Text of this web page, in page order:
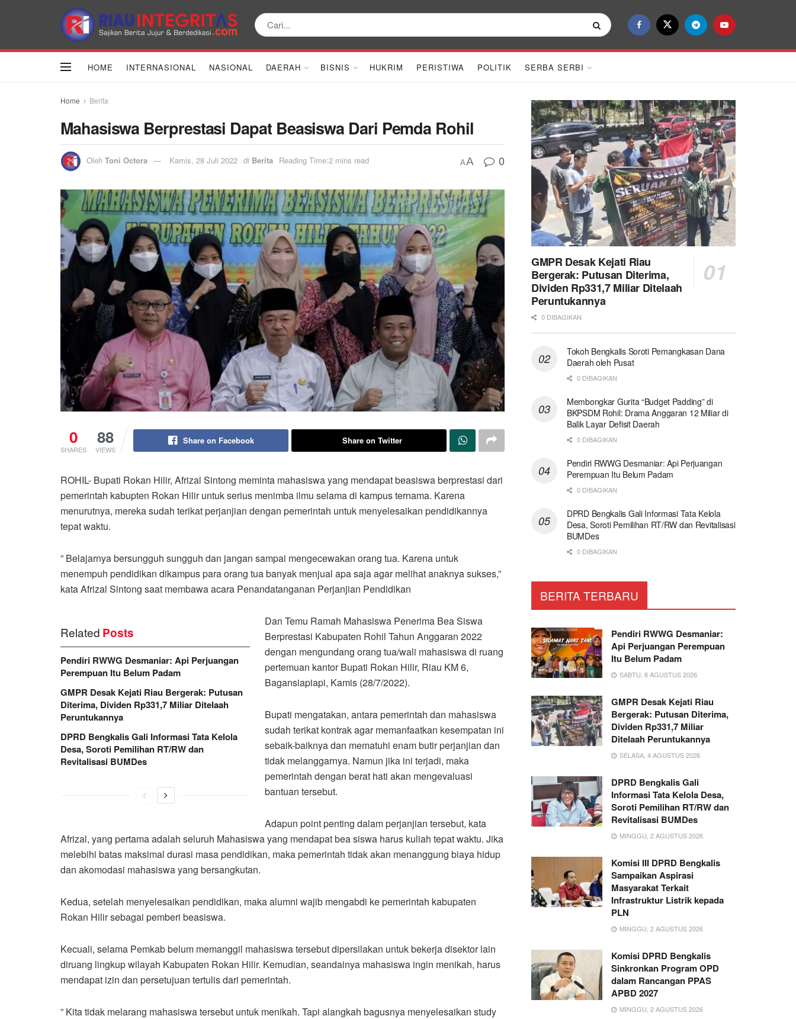
HOME INTERNASIONAL NASIONAL DAERAH BISNIS HUKRIM PERISTIWA POLITIK SERBA SERBI
Home Berita
Mahasiswa Berprestasi Dapat Beasiswa Dari Pemda Rohil
Oleh Toni Octora Kamis, 28 Juli 2022 di Berita Reading Time:2 mins read AA 0
0
SHARES
88
VIEWS
Share on Facebook Share on Twitter
ROHIL- Bupati Rokan Hilir, Afrizal Sintong meminta mahasiswa yang mendapat beasiswa berprestasi dari
pemerintah kabupten Rokan Hilir untuk serius menimba ilmu selama di kampus ternama. Karena
menurutnya, mereka sudah terikat perjanjian dengan pemerintah untuk menyelesaikan pendidikannya
tepat waktu.
” Belajarnya bersungguh sungguh dan jangan sampai mengecewakan orang tua. Karena untuk
menempuh pendidikan dikampus para orang tua banyak menjual apa saja agar melihat anaknya sukses,”
kata Afrizal Sintong saat membawa acara Penandatanganan Perjanjian Pendidikan
Related Posts
Pendiri RWWG Desmaniar: Api Perjuangan
Perempuan Itu Belum Padam
GMPR Desak Kejati Riau Bergerak: Putusan
Diterima, Dividen Rp331,7 Miliar Ditelaah
Peruntukannya
DPRD Bengkalis Gali Informasi Tata Kelola
Desa, Soroti Pemilihan RT/RW dan
Revitalisasi BUMDes
Dan Temu Ramah Mahasiswa Penerima Bea Siswa
Berprestasi Kabupaten Rohil Tahun Anggaran 2022
dengan mengundang orang tua/wali mahasiswa di ruang
pertemuan kantor Bupati Rokan Hilir, Riau KM 6,
Bagansiapiapi, Kamis (28/7/2022).
Bupati mengatakan, antara pemerintah dan mahasiswa
sudah terikat kontrak agar memanfaatkan kesempatan ini
sebaik-baiknya dan mematuhi enam butir perjanjian dan
tidak melanggarnya. Namun jika ini terjadi, maka
pemerintah dengan berat hati akan mengevaluasi
bantuan tersebut.
Adapun point penting dalam perjanjian tersebut, kata
Afrizal, yang pertama adalah seluruh Mahasiswa yang mendapat bea siswa harus kuliah tepat waktu. Jika
melebihi batas maksimal durasi masa pendidikan, maka pemerintah tidak akan menanggung biaya hidup
dan akomodasi mahasiswa yang bersangkutan.
Kedua, setelah menyelesaikan pendidikan, maka alumni wajib mengabdi ke pemerintah kabupaten
Rokan Hilir sebagai pemberi beasiswa.
Kecuali, selama Pemkab belum memanggil mahasiswa tersebut dipersilakan untuk bekerja disektor lain
diruang lingkup wilayah Kabupaten Rokan Hilir. Kemudian, seandainya mahasiswa ingin menikah, harus
mendapat izin dan persetujuan tertulis dari pemerintah.
” Kita tidak melarang mahasiswa tersebut untuk menikah. Tapi alangkah bagusnya menyelesaikan study
GMPR Desak Kejati Riau
Bergerak: Putusan Diterima,
Dividen Rp331,7 Miliar Ditelaah
Peruntukannya
0 DIBAGIKAN
Tokoh Bengkalis Soroti Pemangkasan Dana
Daerah oleh Pusat
0 DIBAGIKAN
Membongkar Gurita “Budget Padding” di
BKPSDM Rohil: Drama Anggaran 12 Miliar di
Balik Layar Defisit Daerah
0 DIBAGIKAN
Pendiri RWWG Desmaniar: Api Perjuangan
Perempuan Itu Belum Padam
0 DIBAGIKAN
DPRD Bengkalis Gali Informasi Tata Kelola
Desa, Soroti Pemilihan RT/RW dan Revitalisasi
BUMDes
0 DIBAGIKAN
BERITA TERBARU
Pendiri RWWG Desmaniar:
Api Perjuangan Perempuan
Itu Belum Padam
SABTU, 8 AGUSTUS 2026
GMPR Desak Kejati Riau
Bergerak: Putusan Diterima,
Dividen Rp331,7 Miliar
Ditelaah Peruntukannya
SELASA, 4 AGUSTUS 2026
DPRD Bengkalis Gali
Informasi Tata Kelola Desa,
Soroti Pemilihan RT/RW dan
Revitalisasi BUMDes
MINGGU, 2 AGUSTUS 2026
Komisi III DPRD Bengkalis
Sampaikan Aspirasi
Masyarakat Terkait
Infrastruktur Listrik kepada
PLN
MINGGU, 2 AGUSTUS 2026
Komisi DPRD Bengkalis
Sinkronkan Program OPD
dalam Rancangan PPAS
APBD 2027
MINGGU, 2 AGUSTUS 2026